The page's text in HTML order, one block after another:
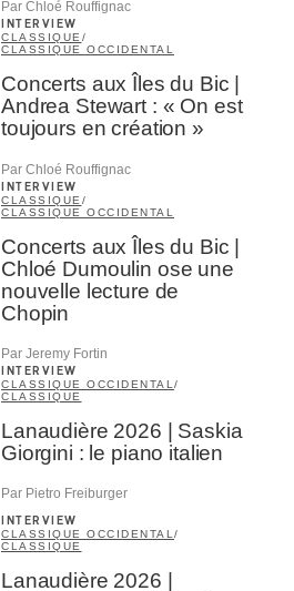
Par Chloé Rouffignac
INTERVIEW
CLASSIQUE /
CLASSIQUE OCCIDENTAL
Concerts aux Îles du Bic |
Andrea Stewart : « On est
toujours en création »
Par Chloé Rouffignac
INTERVIEW
CLASSIQUE /
CLASSIQUE OCCIDENTAL
Concerts aux Îles du Bic |
Chloé Dumoulin ose une
nouvelle lecture de
Chopin
Par Jeremy Fortin
INTERVIEW
CLASSIQUE OCCIDENTAL /
CLASSIQUE
Lanaudière 2026 | Saskia
Giorgini : le piano italien
Par Pietro Freiburger
INTERVIEW
CLASSIQUE OCCIDENTAL /
CLASSIQUE
Lanaudière 2026 |